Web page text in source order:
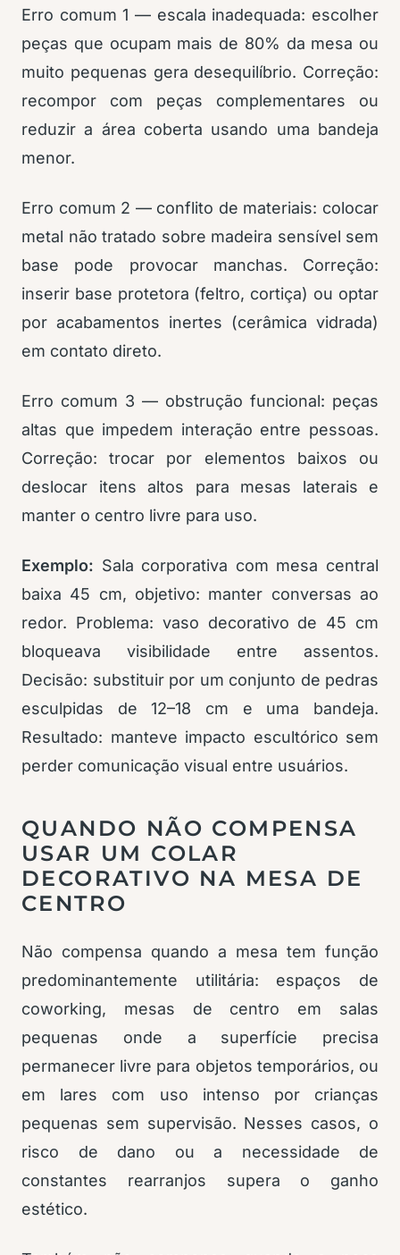
Erro comum 1 — escala inadequada: escolher
peças que ocupam mais de 80% da mesa ou
muito pequenas gera desequilíbrio. Correção:
recompor com peças complementares ou
reduzir a área coberta usando uma bandeja
menor.
Erro comum 2 — conflito de materiais: colocar
metal não tratado sobre madeira sensível sem
base pode provocar manchas. Correção:
inserir base protetora (feltro, cortiça) ou optar
por acabamentos inertes (cerâmica vidrada)
em contato direto.
Erro comum 3 — obstrução funcional: peças
altas que impedem interação entre pessoas.
Correção: trocar por elementos baixos ou
deslocar itens altos para mesas laterais e
manter o centro livre para uso.
Exemplo: Sala corporativa com mesa central
baixa 45 cm, objetivo: manter conversas ao
redor. Problema: vaso decorativo de 45 cm
bloqueava visibilidade entre assentos.
Decisão: substituir por um conjunto de pedras
esculpidas de 12–18 cm e uma bandeja.
Resultado: manteve impacto escultórico sem
perder comunicação visual entre usuários.
QUANDO NÃO COMPENSA
USAR UM COLAR
DECORATIVO NA MESA DE
CENTRO
Não compensa quando a mesa tem função
predominantemente utilitária: espaços de
coworking, mesas de centro em salas
pequenas onde a superfície precisa
permanecer livre para objetos temporários, ou
em lares com uso intenso por crianças
pequenas sem supervisão. Nesses casos, o
risco de dano ou a necessidade de
constantes rearranjos supera o ganho
estético.